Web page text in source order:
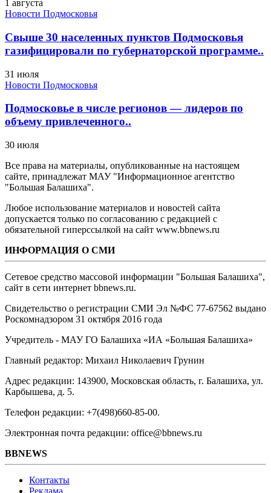
1 августа
Новости Подмосковья
Свыше 30 населенных пунктов Подмосковья
газифицировали по губернаторской программе..
31 июля
Новости Подмосковья
Подмосковье в числе регионов — лидеров по
объему привлеченного..
30 июля
Все права на материалы, опубликованные на настоящем
сайте, принадлежат МАУ "Информационное агентство
"Большая Балашиха".
Любое использование материалов и новостей сайта
допускается только по согласованию с редакцией с
обязательной гиперссылкой на сайт www.bbnews.ru
ИНФОРМАЦИЯ О СМИ
Сетевое средство массовой информации "Большая Балашиха",
сайт в сети интернет bbnews.ru.
Свидетельство о регистрации СМИ Эл №ФС ‎77-67562 выдано
Роскомнадзором 31 октября 2016 года
Учредитель - МАУ ГО Балашиха «ИА «Большая Балашиха»
Главный редактор: Михаил Николаевич Грунин
Адрес редакции: 143900, Московская область, г. Балашиха, ул.
Карбышева, д. 5.
Телефон редакции: +7(498)660-85-00.
Электронная почта редакции: office@bbnews.ru
BBNEWS
Контакты